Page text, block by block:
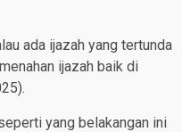
ada ijazah yang tertunda
ijazah baik di
yang belakangan ini